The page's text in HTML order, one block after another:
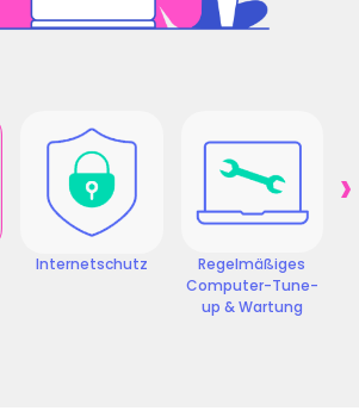
Internetschutz
Regelmäßiges
Computer-Tune-
up & Wartung
›